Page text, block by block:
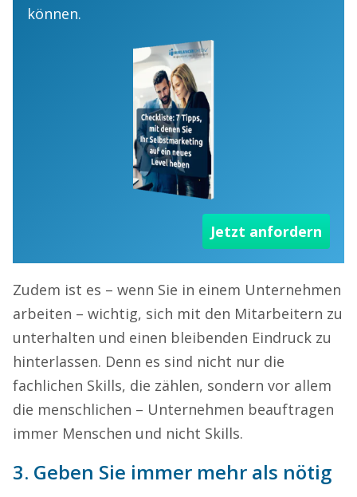
können.
Jetzt anfordern
Zudem ist es – wenn Sie in einem Unternehmen
arbeiten – wichtig, sich mit den Mitarbeitern zu
unterhalten und einen bleibenden Eindruck zu
hinterlassen. Denn es sind nicht nur die
fachlichen Skills, die zählen, sondern vor allem
die menschlichen – Unternehmen beauftragen
immer Menschen und nicht Skills.
3. Geben Sie immer mehr als nötig